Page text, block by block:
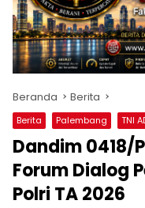
Beranda Berita
Berita Palembang TNI
Dandim 0418/
Forum Dialog
Polri TA 2026